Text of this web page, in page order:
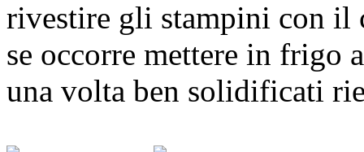
rivestire gli stampini con il
se occorre mettere in frigo
una volta ben solidificati